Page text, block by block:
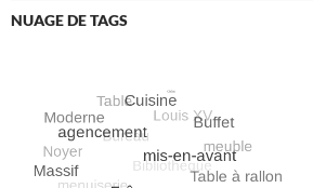
NUAGE DE TAGS